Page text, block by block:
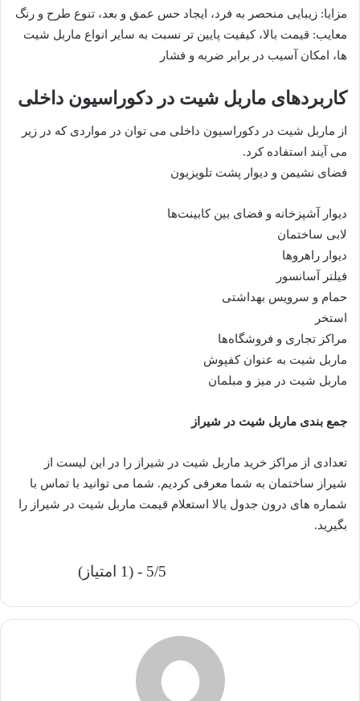
مزایا: زیبایی منحصر به فرد، ایجاد حس عمق و بعد، تنوع طرح و رنگ
معایب: قیمت بالا، کیفیت پایین تر نسبت به سایر انواع ماربل شیت
ها، امکان آسیب در برابر ضربه و فشار
کاربردهای ماربل شیت در دکوراسیون داخلی
از ماربل شیت در دکوراسیون داخلی می توان در مواردی که در زیر
می آیند استفاده کرد.
فضای نشیمن و دیوار پشت تلویزیون
دیوار آشپزخانه و فضای بین کابینت‌ها
لابی ساختمان
دیوار راهروها
فیلتر آسانسور
حمام و سرویس بهداشتی
استخر
مراکز تجاری و فروشگاه‌ها
ماربل شیت به عنوان کفپوش
ماربل شیت در میز و مبلمان
جمع بندی ماربل شیت در شیراز
تعدادی از مراکز خرید ماربل شیت در شیراز را در این لیست از
شیراز ساختمان به شما معرفی کردیم. شما می توانید با تماس با
شماره های درون جدول بالا استعلام قیمت ماربل شیت در شیراز را
بگیرید.
5/5 - (1 امتیاز)